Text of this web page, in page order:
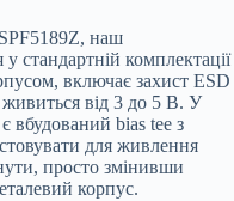
наш
стандартній комплектації
включає захист ESD
живиться від 3 до 5 В. У
bias tee з
для живлення
просто змінивши
корпус.